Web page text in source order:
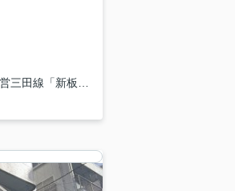
田線「新板橋」駅徒歩3分